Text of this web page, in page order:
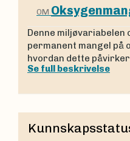
OM
Denne
permanent mangel på
hvordan dette
Se full beskrivelse